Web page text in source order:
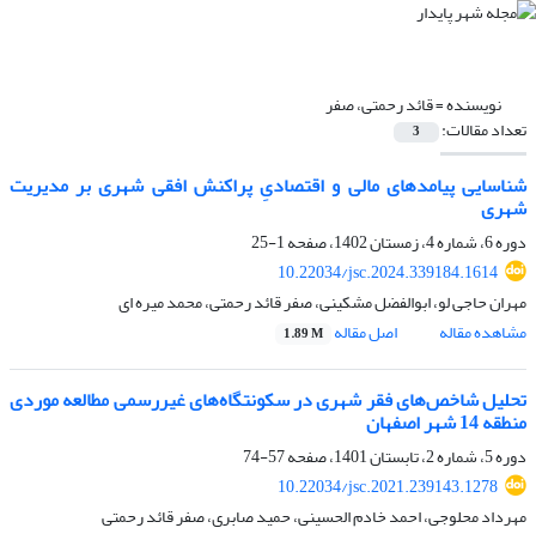
نویسنده =قائد رحمتی، صفر
تعداد مقالات: 3
شناسایی پیامدهای مالی و اقتصادیِ پراکنش افقی شهری بر مدیریت
شهری
دوره 6، شماره 4، زمستان 1402، صفحه
1-25
10.22034/jsc.2024.339184.1614
مهران حاجی لو، ابوالفضل مشکینی، صفر قائد رحمتی، محمد میره ای
مشاهده مقاله
اصل مقاله 1.89 M
تحلیل شاخص‌های فقر شهری در سکونتگاه‌های غیررسمی مطالعه موردی
منطقه 14 شهر اصفهان
دوره 5، شماره 2، تابستان 1401، صفحه
57-74
10.22034/jsc.2021.239143.1278
مهرداد محلوجی، احمد خادم الحسینی، حمید صابری، صفر قائد رحمتی